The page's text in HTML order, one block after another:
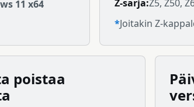
11 x64
Z-sarja:Z5, Z50,
*Joitakin Z-
poistaa